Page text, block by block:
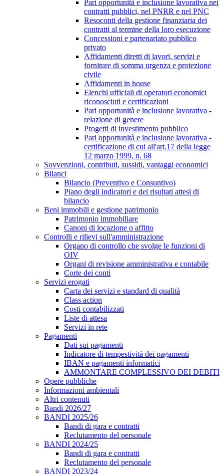
Pari opportunità e inclusione lavorativa nei
contratti pubblici, nel PNRR e nel PNC
Resoconti della gestione finanziaria dei
contratti al termine della loro esecuzione
Concessioni e partenariato pubblico
privato
Affidamenti diretti di lavori, servizi e
forniture di somma urgenza e protezione
civile
Affidamenti in house
Elenchi ufficiali di operatori economici
riconosciuti e certificazioni
Pari opportunità e inclusione lavorativa -
relazione di genere
Progetti di investimento pubblico
Pari opportunità e inclusione lavorativa -
certificazione di cui all'art.17 della legge
12 marzo 1999, n. 68
Sovvenzioni, contributi, sussidi, vantaggi economici
Bilanci
Bilancio (Preventivo e Consuntivo)
Piano degli indicatori e dei risultati attesi di
bilancio
Beni immobili e gestione patrimonio
Patrimonio immobiliare
Canoni di locazione o affitto
Controlli e rilievi sull'amministrazione
Organo di controllo che svolge le funzioni di
OIV
Organi di revisione amministrativa e contabile
Corte dei conti
Servizi erogati
Carta dei servizi e standard di qualità
Class action
Costi contabilizzati
Liste di attesa
Servizi in rete
Pagamenti
Dati sui pagamenti
Indicatore di tempestività dei pagamenti
IBAN e pagamenti informatici
AMMONTARE COMPLESSIVO DEI DEBITI
Opere pubbliche
Informazioni ambientali
Altri contenuti
Bandi 2026/27
BANDI 2025/26
Bandi di gara e contratti
Reclutamento del personale
BANDI 2024/25
Bandi di gara e contratti
Reclutamento del personale
BANDI 2023/24